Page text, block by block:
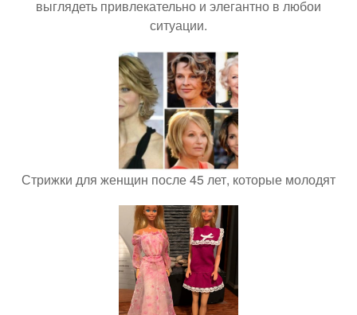
выглядеть привлекательно и элегантно в любои
ситуации.
Стрижки для женщин после 45 лет, которые молодят